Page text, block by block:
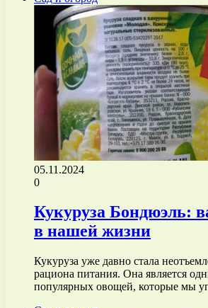
05.11.2024
0
Кукуруза Бондюэль:
в нашей жизни
Кукуруза уже давно стала
рациона питания. Она является
популярных овощей, которые мы